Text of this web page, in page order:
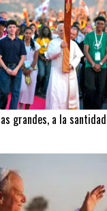
grandes, a la santidad